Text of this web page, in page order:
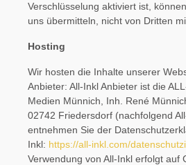
Verschlüsselung aktiviert ist,
uns übermitteln, nicht von Dritten
Hosting
Wir hosten die Inhalte unserer
Anbieter: All-Inkl Anbieter ist die
Medien Münnich, Inh. René
02742 Friedersdorf (nachfolgend
entnehmen Sie der
Inkl: https://all-inkl.com/
Verwendung von All-Inkl erfolgt auf